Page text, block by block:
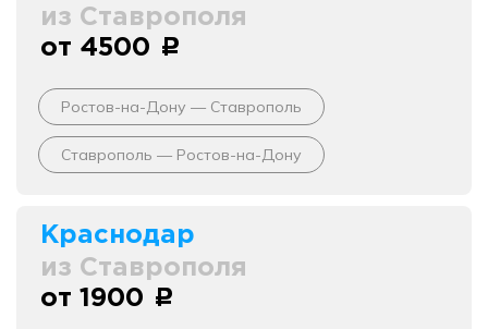
из Ставрополя
от 4500 c
Ростов-на-Дону — Ставрополь
Ставрополь — Ростов-на-Дону
Краснодар
из Ставрополя
от 1900 c